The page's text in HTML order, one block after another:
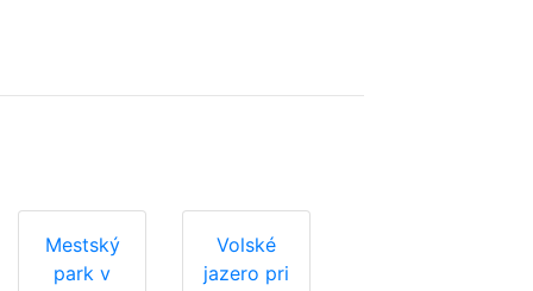
Mestský
park v
Volské
jazero pri